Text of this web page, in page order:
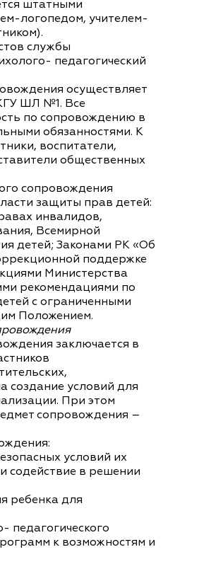
штатными
логопедом, учителем-
службы
педагогический
осуществляет
ШЛ №1. Все
по сопровождению в
обязанностями. К
воспитатели,
общественных
сопровождения
защиты прав детей:
инвалидов,
Всемирной
детей; Законами РК «Об
поддержке
Министерства
рекомендациями по
с ограниченными
Положением.
заключается в
создание условий для
При этом
сопровождения –
условий их
содействие в решении
ребенка для
педагогического
к возможностям и